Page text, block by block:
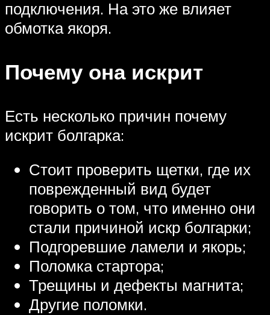
подключения. На это же влияет
обмотка якоря.
Почему она искрит
Есть несколько причин почему
искрит болгарка:
Стоит проверить щетки, где их
поврежденный вид будет
говорить о том, что именно они
стали причиной искр болгарки;
Подгоревшие ламели и якорь;
Поломка стартора;
Трещины и дефекты магнита;
Другие поломки.